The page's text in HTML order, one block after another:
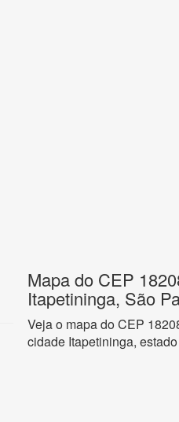
Mapa do CEP
Itapetininga, São
Veja o mapa do CEP
cidade Itapetininga,